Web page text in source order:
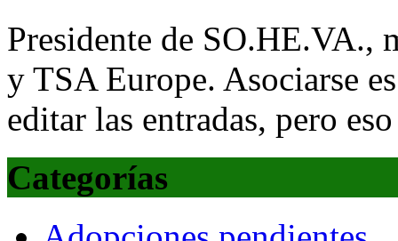
Presidente de SO.HE.VA.,
y TSA Europe. Asociarse
editar las entradas, pero
Categorías